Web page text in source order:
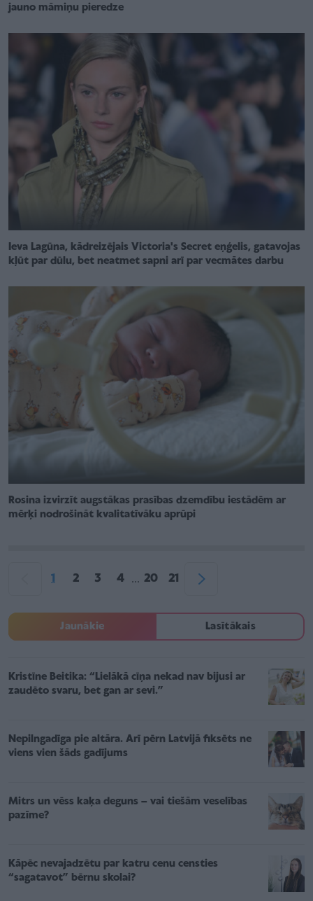
jauno māmiņu pieredze
Ieva Lagūna, kādreizējais Victoria's Secret eņģelis, gatavojas
kļūt par dūlu, bet neatmet sapni arī par vecmātes darbu
Rosina izvirzīt augstākas prasības dzemdību iestādēm ar
mērķi nodrošināt kvalitatīvāku aprūpi
1 2 3 4 ... 20 21
Jaunākie Lasītākais
Kristīne Beitika: “Lielākā cīņa nekad nav bijusi ar
zaudēto svaru, bet gan ar sevi.”
Nepilngadīga pie altāra. Arī pērn Latvijā fiksēts ne
viens vien šāds gadījums
Mitrs un vēss kaķa deguns – vai tiešām veselības
pazīme?
Kāpēc nevajadzētu par katru cenu censties
“sagatavot” bērnu skolai?